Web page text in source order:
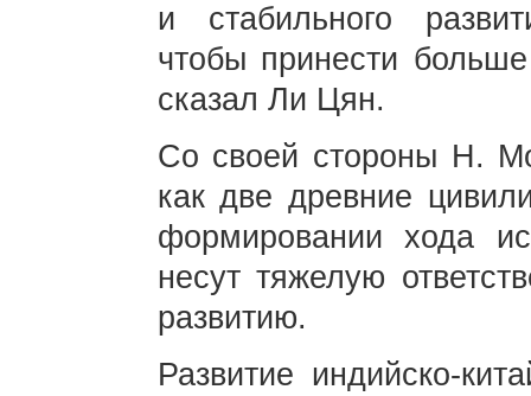
и стабильного
чтобы принести
сказал Ли Цян.
Со своей стороны Н.
как две древние
формировании хода
несут тяжелую
развитию.
Развитие индийско-